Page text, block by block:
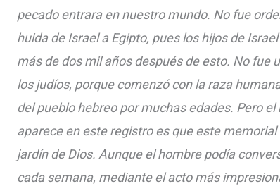
pecado entrara en nuestro mundo. No fue
huida de Israel a Egipto, pues los hijos de
más de dos mil años después de esto. No fue
los judíos, porque comenzó con la raza
del pueblo hebreo por muchas edades. Pero
aparece en este registro es que este
jardín de Dios. Aunque el hombre podía
cada semana, mediante el acto más